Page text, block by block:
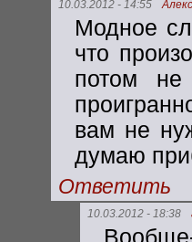
10.03.2012 - 14:55
Модное
что
потом
вам не
думаю
Ответить
10.03.2012 - 18:38